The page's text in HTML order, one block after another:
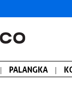
| PALANGKA |